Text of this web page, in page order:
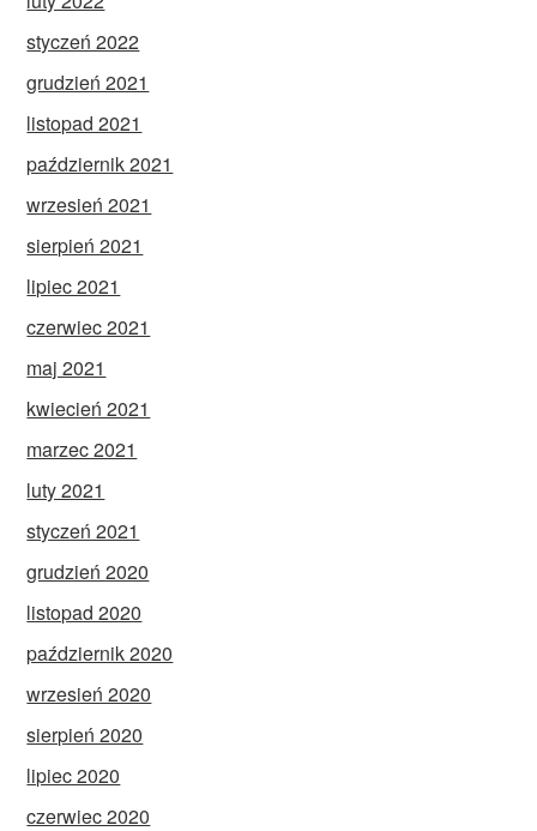
styczeń 2022
grudzień 2021
listopad 2021
październik 2021
wrzesień 2021
sierpień 2021
lipiec 2021
czerwiec 2021
maj 2021
kwiecień 2021
marzec 2021
luty 2021
styczeń 2021
grudzień 2020
listopad 2020
październik 2020
wrzesień 2020
sierpień 2020
lipiec 2020
czerwiec 2020